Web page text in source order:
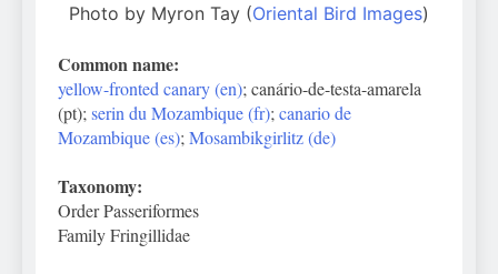
Photo by Myron Tay (Oriental Bird Images)
Common name:
yellow-fronted canary (en); canário-de-testa-amarela
(pt); serin du Mozambique (fr); canario de
Mozambique (es); Mosambikgirlitz (de)
Taxonomy:
Order Passeriformes
Family Fringillidae